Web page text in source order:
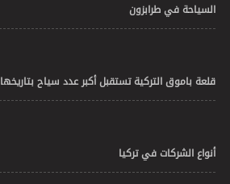
السياحة في طرابزون
قلعة باموق التركية تستقبل أكبر عدد سياح بتاريخها
أنواع الشركات في تركيا